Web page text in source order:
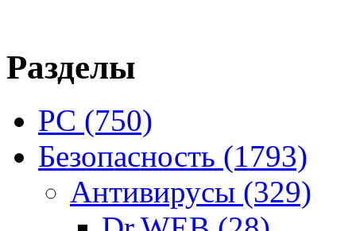
Разделы
PC (750)
Безопасность (1793)
Антивирусы (329)